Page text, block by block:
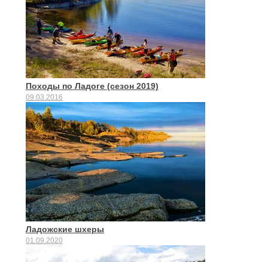
Походы по Ладоге (сезон 2019)
09.03.2016
Ладожские шхеры
01.09.2020